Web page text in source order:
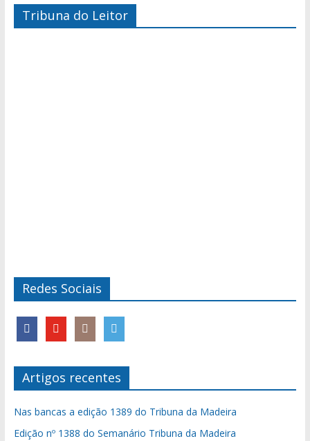
Tribuna do Leitor
Redes Sociais
Artigos recentes
Nas bancas a edição 1389 do Tribuna da Madeira
Edição nº 1388 do Semanário Tribuna da Madeira